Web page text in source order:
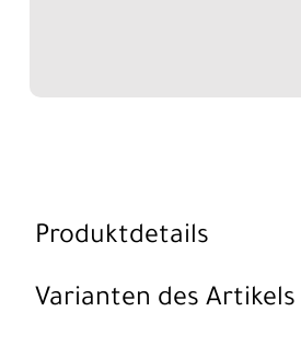
Produktdetails
Varianten des Artikels